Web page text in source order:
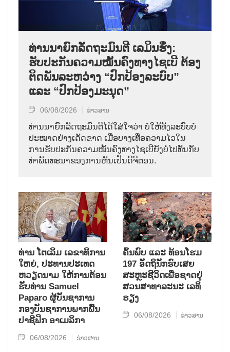
ທ່ານນາຍົກລັດຖະມົນຕີ ເລມິນຮຶງ:
ຮັບປະກັນຄວາມໝັ້ນຄົງທາງໄຊເບີ ຕ້ອງ
ຕິດພັນລະຫວ່າງ “ປົກປ້ອງລະບົບ”
ແລະ “ປົກປ້ອງມະນຸດ”
06/08/2026 ຂ່າວສານ
ທ່ານນາຍົກລັດຖະມົນຕີໄດ້ໃສ່ໃຈວ່າ ບໍ່ໃຫ້ທັງລະບົບບໍ່
ປະໝາດຢ່າງເດັດຂາດ ເມື່ອບາງເທື່ອຄວາມໄວໃນ
ການຮັບປະກັນຄວາມໝັ້ນຄົງທາງໄຊເບີຍັງບໍ່ໄປທັນກັບ
ທ່າພັດທະນາຂອງການຫັນເປັນດີຈີຕອນ.
ທ່ານ ໂຕ​ເລິມ ເລ​ຂາ​ທິ​ການ​
ໃຫຍ່, ປະ​ທານ​ປະ​ເທດ ​
ຫວຽດ​ນາມ ໃຫ້​ການ​ຕ້ອນ​
ຮັບ​ທ່ານ Samuel
Paparo ຜູ້​ບັນ​ຊາ​ການ
ກອງ​ບັນ​ຊາ​ການພາກ​ພື້ນ​
ປາ​ຊີ​ຟິກ ອາ​ເມ​ລິ​ກາ
06/08/2026 ຂ່າວສານ
ຄົ້ນ​ພົບ ແລະ ທ້ອນ​ໂຮມ
197 ອັດ​ຖິ​ນັກ​ຮົບ​ເສຍ​
ສະຫຼະ​ຊີ​ວິດ​ເພື່ອ​ຊາດ​ຢູ່​
ສວນ​ສາ​ທາ​ລະ​ນະ ເລ​ທິ​
ຣຽງ
06/08/2026 ຂ່າວສານ